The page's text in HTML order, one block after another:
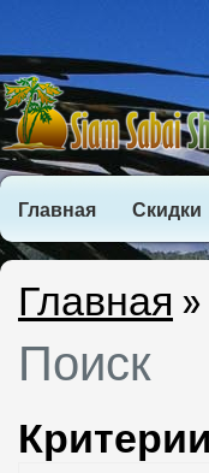
Главная Скидки
Главная »
Поиск